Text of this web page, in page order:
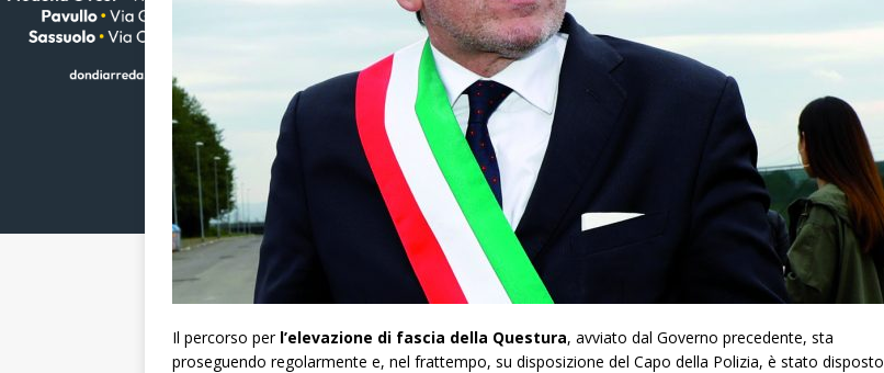
Il percorso per l’elevazione di fascia della Questura, avviato dal Governo precedente, sta
proseguendo regolarmente e, nel frattempo, su disposizione del Capo della Polizia, è stato disposto